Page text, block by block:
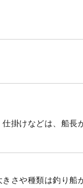
仕掛けなどは、船
さや種類は釣り船